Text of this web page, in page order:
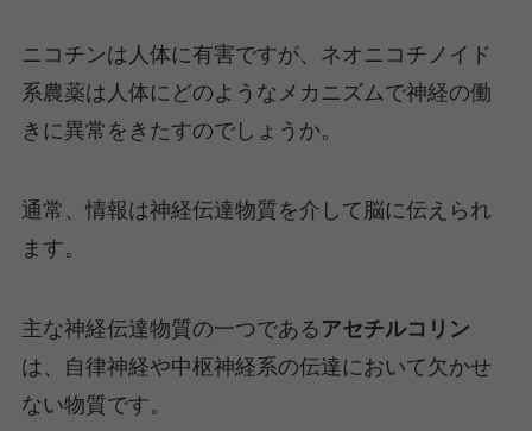
ニコチンは人体に有害ですが、ネオニコチノイド
系農薬は人体にどのようなメカニズムで神経の働
きに異常をきたすのでしょうか。
通常、情報は神経伝達物質を介して脳に伝えられ
ます。
主な神経伝達物質の一つである アセチルコリン
は、自律神経や中枢神経系の伝達において欠かせ
ない物質です。